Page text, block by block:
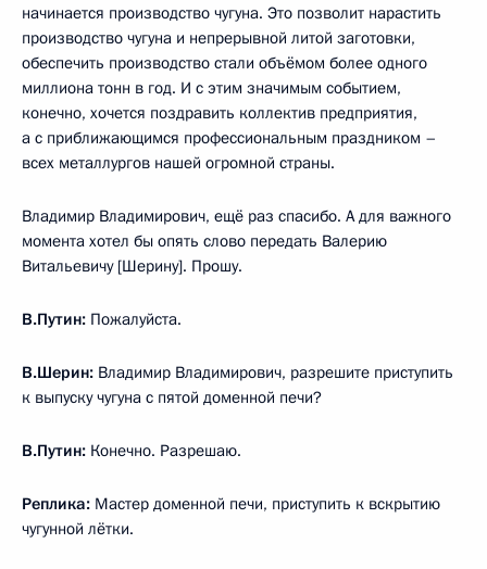
начинается производство чугуна. Это позволит нарастить
производство чугуна и непрерывной литой заготовки,
обеспечить производство стали объёмом более одного
миллиона тонн в год. И с этим значимым событием,
конечно, хочется поздравить коллектив предприятия,
а с приближающимся профессиональным праздником –
всех металлургов нашей огромной страны.
Владимир Владимирович, ещё раз спасибо. А для важного
момента хотел бы опять слово передать Валерию
Витальевичу [Шерину]. Прошу.
В.Путин: Пожалуйста.
В.Шерин: Владимир Владимирович, разрешите приступить
к выпуску чугуна с пятой доменной печи?
В.Путин: Конечно. Разрешаю.
Реплика: Мастер доменной печи, приступить к вскрытию
чугунной лётки.